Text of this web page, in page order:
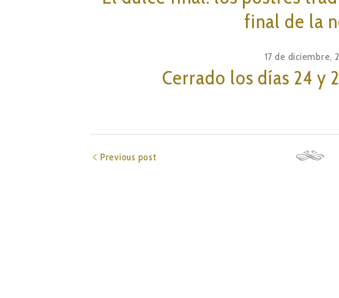
final de la
17 de diciembre,
Cerrado los días 24 y
Previous post